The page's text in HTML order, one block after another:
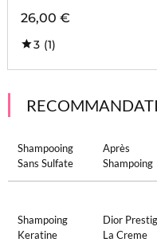
26,00 €
3 (1)
Shampooing
Sans Sulfate
Après
Shampoing
Shampoing
Keratine
Dior
La Creme